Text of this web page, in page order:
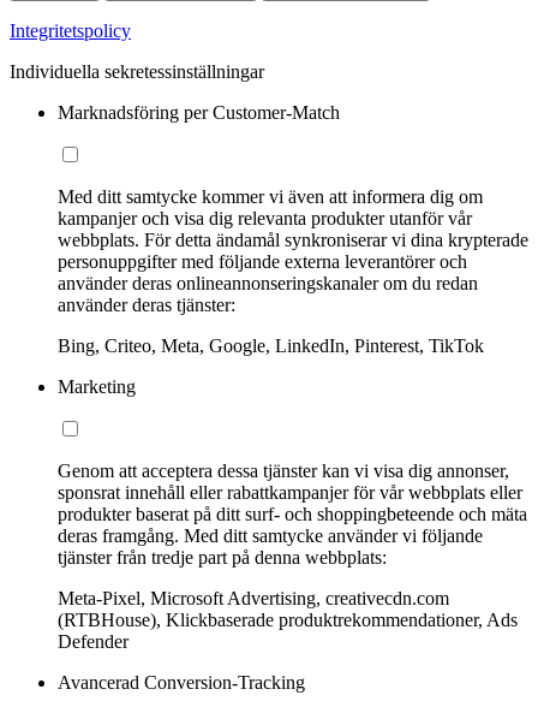
Integritetspolicy
Individuella sekretessinställningar
Marknadsföring per Customer-Match
Med ditt samtycke kommer vi även att informera dig om
kampanjer och visa dig relevanta produkter utanför vår
webbplats. För detta ändamål synkroniserar vi dina krypterade
personuppgifter med följande externa leverantörer och
använder deras onlineannonseringskanaler om du redan
använder deras tjänster:
Bing, Criteo, Meta, Google, LinkedIn, Pinterest, TikTok
Marketing
Genom att acceptera dessa tjänster kan vi visa dig annonser,
sponsrat innehåll eller rabattkampanjer för vår webbplats eller
produkter baserat på ditt surf- och shoppingbeteende och mäta
deras framgång. Med ditt samtycke använder vi följande
tjänster från tredje part på denna webbplats:
Meta-Pixel, Microsoft Advertising, creativecdn.com
(RTBHouse), Klickbaserade produktrekommendationer, Ads
Defender
Avancerad Conversion-Tracking